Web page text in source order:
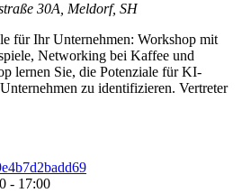
30A, Meldorf, SH
für Ihr Unternehmen: Workshop mit
Networking bei Kaffee und
lernen Sie, die Potenziale für KI-
zu identifizieren. Vertreter
- 17:00